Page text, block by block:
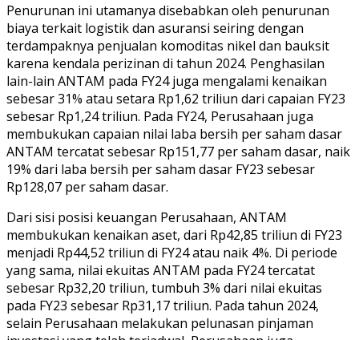
Penurunan ini utamanya disebabkan oleh penurunan
biaya terkait logistik dan asuransi seiring dengan
terdampaknya penjualan komoditas nikel dan bauksit
karena kendala perizinan di tahun 2024. Penghasilan
lain-lain ANTAM pada FY24 juga mengalami kenaikan
sebesar 31% atau setara Rp1,62 triliun dari capaian FY23
sebesar Rp1,24 triliun. Pada FY24, Perusahaan juga
membukukan capaian nilai laba bersih per saham dasar
ANTAM tercatat sebesar Rp151,77 per saham dasar, naik
19% dari laba bersih per saham dasar FY23 sebesar
Rp128,07 per saham dasar.
Dari sisi posisi keuangan Perusahaan, ANTAM
membukukan kenaikan aset, dari Rp42,85 triliun di FY23
menjadi Rp44,52 triliun di FY24 atau naik 4%. Di periode
yang sama, nilai ekuitas ANTAM pada FY24 tercatat
sebesar Rp32,20 triliun, tumbuh 3% dari nilai ekuitas
pada FY23 sebesar Rp31,17 triliun. Pada tahun 2024,
selain Perusahaan melakukan pelunasan pinjaman